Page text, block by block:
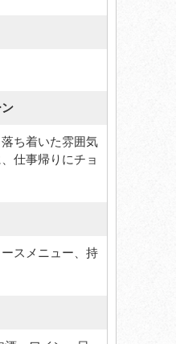
ち着いた雰囲気
仕事帰りにチョ
スメニュー、持